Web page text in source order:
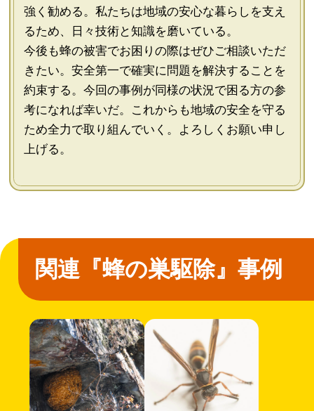
強く勧める。私たちは地域の安心な暮らしを支え
るため、日々技術と知識を磨いている。
今後も蜂の被害でお困りの際はぜひご相談いただ
きたい。安全第一で確実に問題を解決することを
約束する。今回の事例が同様の状況で困る方の参
考になれば幸いだ。これからも地域の安全を守る
ため全力で取り組んでいく。よろしくお願い申し
上げる。
関連『蜂の巣駆除』事例